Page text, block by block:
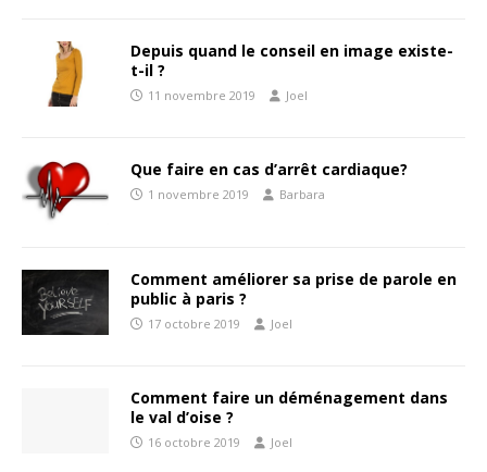
Depuis quand le conseil en image existe-
t-il ?
11 novembre 2019 Joel
Que faire en cas d’arrêt cardiaque?
1 novembre 2019 Barbara
Comment améliorer sa prise de parole en
public à paris ?
17 octobre 2019 Joel
Comment faire un déménagement dans
le val d’oise ?
16 octobre 2019 Joel